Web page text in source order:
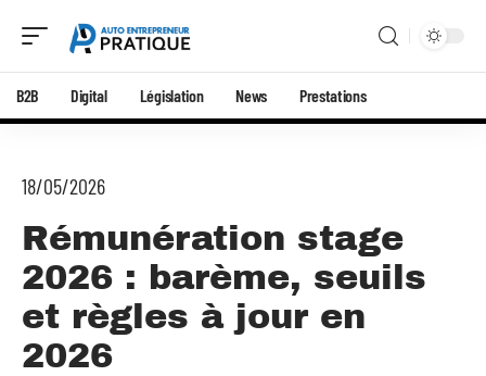
B2B Digital Législation News Prestations
18/05/2026
Rémunération stage
2026 : barème, seuils
et règles à jour en
2026